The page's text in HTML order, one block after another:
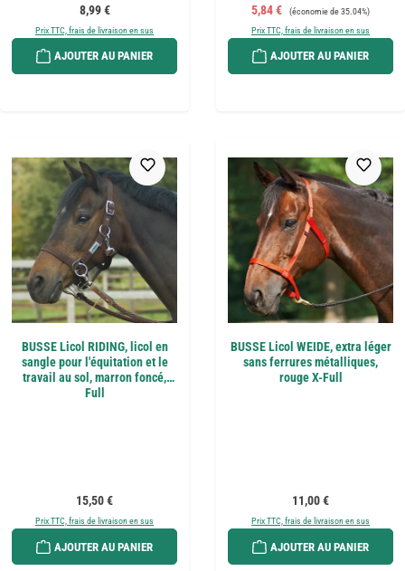
Prix régulier :
8,99 €
Prix TTC, frais de livraison en sus
AJOUTER AU PANIER
Prix de vente :
5,84 € Prix régulier :
(économie de 35.04%)
Prix TTC, frais de livraison en sus
AJOUTER AU PANIER
BUSSE Licol RIDING, licol en
sangle pour l'équitation et le
travail au sol, marron foncé,
Full
Prix régulier :
15,50 €
Prix TTC, frais de livraison en sus
AJOUTER AU PANIER
BUSSE Licol WEIDE, extra léger
sans ferrures métalliques,
rouge X-Full
Prix régulier :
11,00 €
Prix TTC, frais de livraison en sus
AJOUTER AU PANIER